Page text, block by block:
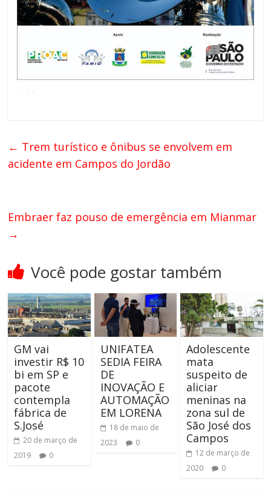
← Trem turístico e ônibus se envolvem em
acidente em Campos do Jordão
Embraer faz pouso de emergência em Mianmar
→
Você pode gostar também
GM vai
investir R$ 10
bi em SP e
pacote
contempla
fábrica de
S.José
20 de março de
2019
0
UNIFATEA
SEDIA FEIRA
DE
INOVAÇÃO E
AUTOMAÇÃO
EM LORENA
18 de maio de
2023
0
Adolescente
mata
suspeito de
aliciar
meninas na
zona sul de
São José dos
Campos
12 de março de
2020
0